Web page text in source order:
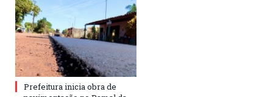
Prefeitura inicia obra de